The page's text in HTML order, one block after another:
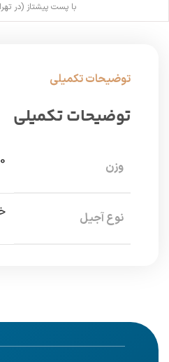
با پست پیشتاز (در
توضیحات تکمیلی
توضیحات تکمیلی
وزن
نوع آجیل